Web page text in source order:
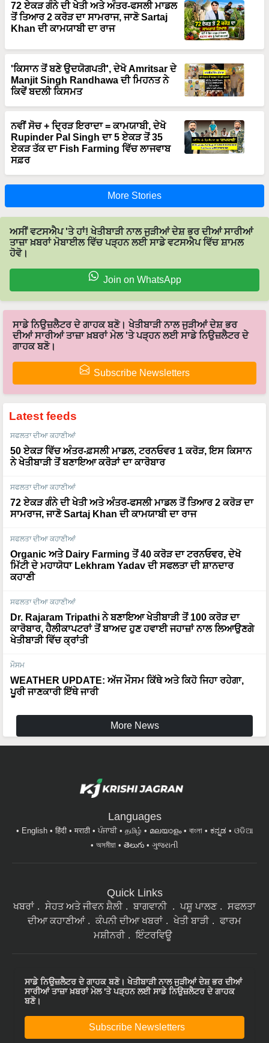
72 ਏਕੜ ਗੰਨੇ ਦੀ ਖੇਤੀ ਅਤੇ ਅੰਤਰ-ਫਸਲੀ ਮਾਡਲ
ਤੋਂ ਤਿਆਰ 2 ਕਰੋੜ ਦਾ ਸਾਮਰਾਜ, ਜਾਣੋ Sartaj
Khan ਦੀ ਕਾਮਯਾਬੀ ਦਾ ਰਾਜ
'ਕਿਸਾਨ ਤੋਂ ਬਣੇ ਉਦਯੋਗਪਤੀ', ਦੇਖੋ Amritsar ਦੇ
Manjit Singh Randhawa ਦੀ ਮਿਹਨਤ ਨੇ
ਕਿਵੇਂ ਬਦਲੀ ਕਿਸਮਤ
ਨਵੀਂ ਸੋਚ + ਦ੍ਰਿੜ ਇਰਾਦਾ = ਕਾਮਯਾਬੀ, ਦੇਖੋ
Rupinder Pal Singh ਦਾ 5 ਏਕੜ ਤੋਂ 35
ਏਕੜ ਤੱਕ ਦਾ Fish Farming ਵਿੱਚ ਲਾਜਵਾਬ
ਸਫ਼ਰ
More Stories
ਅਸੀਂ ਵਟਸਐਪ 'ਤੇ ਹਾਂ! ਖੇਤੀਬਾੜੀ ਨਾਲ ਜੁੜੀਆਂ ਦੇਸ਼ ਭਰ ਦੀਆਂ ਸਾਰੀਆਂ
ਤਾਜ਼ਾ ਖ਼ਬਰਾਂ ਮੋਬਾਈਲ ਵਿੱਚ ਪੜ੍ਹਨ ਲਈ ਸਾਡੇ ਵਟਸਐਪ ਵਿੱਚ ਸ਼ਾਮਲ
ਹੋਵੋ।
Join on WhatsApp
ਸਾਡੇ ਨਿਉਜ਼ਲੈਟਰ ਦੇ ਗਾਹਕ ਬਣੋ। ਖੇਤੀਬਾੜੀ ਨਾਲ ਜੁੜੀਆਂ ਦੇਸ਼ ਭਰ
ਦੀਆਂ ਸਾਰੀਆਂ ਤਾਜ਼ਾ ਖ਼ਬਰਾਂ ਮੇਲ 'ਤੇ ਪੜ੍ਹਨ ਲਈ ਸਾਡੇ ਨਿਉਜ਼ਲੈਟਰ ਦੇ
ਗਾਹਕ ਬਣੋ।
Subscribe Newsletters
Latest feeds
ਸਫਲਤਾ ਦੀਆ ਕਹਾਣੀਆਂ
50 ਏਕੜ ਵਿੱਚ ਅੰਤਰ-ਫ਼ਸਲੀ ਮਾਡਲ, ਟਰਨਓਵਰ 1 ਕਰੋੜ, ਇਸ ਕਿਸਾਨ
ਨੇ ਖੇਤੀਬਾੜੀ ਤੋਂ ਬਣਾਇਆ ਕਰੋੜਾਂ ਦਾ ਕਾਰੋਬਾਰ
ਸਫਲਤਾ ਦੀਆ ਕਹਾਣੀਆਂ
72 ਏਕੜ ਗੰਨੇ ਦੀ ਖੇਤੀ ਅਤੇ ਅੰਤਰ-ਫਸਲੀ ਮਾਡਲ ਤੋਂ ਤਿਆਰ 2 ਕਰੋੜ ਦਾ
ਸਾਮਰਾਜ, ਜਾਣੋ Sartaj Khan ਦੀ ਕਾਮਯਾਬੀ ਦਾ ਰਾਜ
ਸਫਲਤਾ ਦੀਆ ਕਹਾਣੀਆਂ
Organic ਅਤੇ Dairy Farming ਤੋਂ 40 ਕਰੋੜ ਦਾ ਟਰਨਓਵਰ, ਦੇਖੋ
ਮਿੱਟੀ ਦੇ ਮਹਾਯੋਧਾ Lekhram Yadav ਦੀ ਸਫਲਤਾ ਦੀ ਸ਼ਾਨਦਾਰ
ਕਹਾਣੀ
ਸਫਲਤਾ ਦੀਆ ਕਹਾਣੀਆਂ
Dr. Rajaram Tripathi ਨੇ ਬਣਾਇਆ ਖੇਤੀਬਾੜੀ ਤੋਂ 100 ਕਰੋੜ ਦਾ
ਕਾਰੋਬਾਰ, ਹੈਲੀਕਾਪਟਰਾਂ ਤੋਂ ਬਾਅਦ ਹੁਣ ਹਵਾਈ ਜਹਾਜ਼ਾਂ ਨਾਲ ਲਿਆਉਣਗੇ
ਖੇਤੀਬਾੜੀ ਵਿੱਚ ਕ੍ਰਾਂਤੀ
ਮੌਸਮ
WEATHER UPDATE: ਅੱਜ ਮੌਸਮ ਕਿੱਥੇ ਅਤੇ ਕਿਹੋ ਜਿਹਾ ਰਹੇਗਾ,
ਪੂਰੀ ਜਾਣਕਾਰੀ ਇੱਥੇ ਜਾਰੀ
More News
Languages
English हिंदी मराठी ਪੰਜਾਬੀ தமிழ் മലയാളം বাংলা ಕನ್ನಡ
ଓଡିଆ
অসমীয়া
తెలుగు ગુજરાતી
Quick Links
ਖਬਰਾਂ ਸੇਹਤ ਅਤੇ ਜੀਵਨ ਸ਼ੈਲੀ ਬਾਗਵਾਨੀ ਪਸ਼ੂ ਪਾਲਣ
ਸਫਲਤਾ
ਦੀਆ ਕਹਾਣੀਆਂ
ਕੰਪਨੀ ਦੀਆ ਖਬਰਾਂ ਖੇਤੀ ਬਾੜੀ
ਫਾਰਮ
ਮਸ਼ੀਨਰੀ
ਇੰਟਰਵਿਊ
ਸਾਡੇ ਨਿਉਜ਼ਲੈਟਰ ਦੇ ਗਾਹਕ ਬਣੋ। ਖੇਤੀਬਾੜੀ ਨਾਲ ਜੁੜੀਆਂ ਦੇਸ਼ ਭਰ ਦੀਆਂ
ਸਾਰੀਆਂ ਤਾਜ਼ਾ ਖ਼ਬਰਾਂ ਮੇਲ 'ਤੇ ਪੜ੍ਹਨ ਲਈ ਸਾਡੇ ਨਿਉਜ਼ਲੈਟਰ ਦੇ ਗਾਹਕ
ਬਣੋ।
Subscribe Newsletters